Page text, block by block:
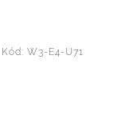
Kód: W3-E4-U71